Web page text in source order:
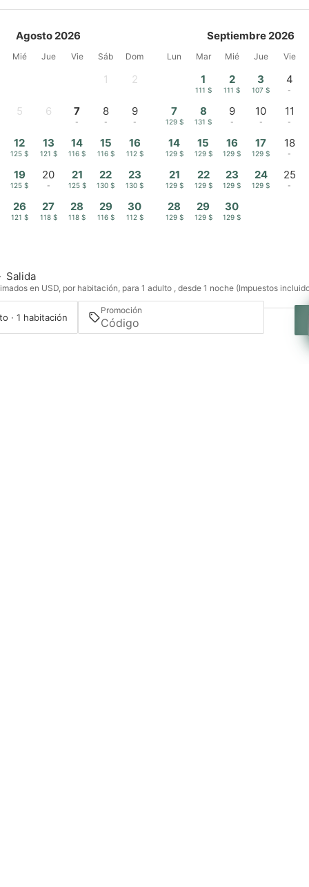
Agosto 2026
Mié Jue Vie Sáb Dom
1 2
5 6 7
-
8
-
9
-
12
125 $
13
121 $
14
116 $
15
116 $
16
112 $
19
125 $
20
-
21
125 $
22
130 $
23
130 $
26
121 $
27
118 $
28
118 $
29
116 $
30
112 $
Septiembre 2026
Lun Mar Mié Jue Vie
1
111 $
2
111 $
3
107 $
4
-
7
129 $
8
131 $
9
-
10
-
11
-
14
129 $
15
129 $
16
129 $
17
129 $
18
-
21
129 $
22
129 $
23
129 $
24
129 $
25
-
28
129 $
29
129 $
30
129 $
Salida
en USD, por habitación, para 1 adulto , desde 1 noche (Impuestos
· 1 habitación
Promoción